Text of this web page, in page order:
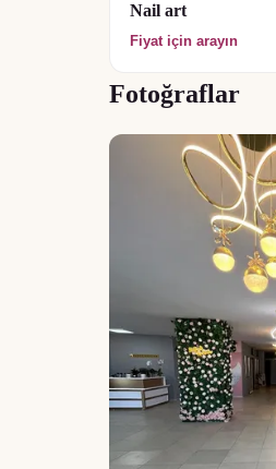
Nail art
Fiyat için arayın
Fotoğraflar